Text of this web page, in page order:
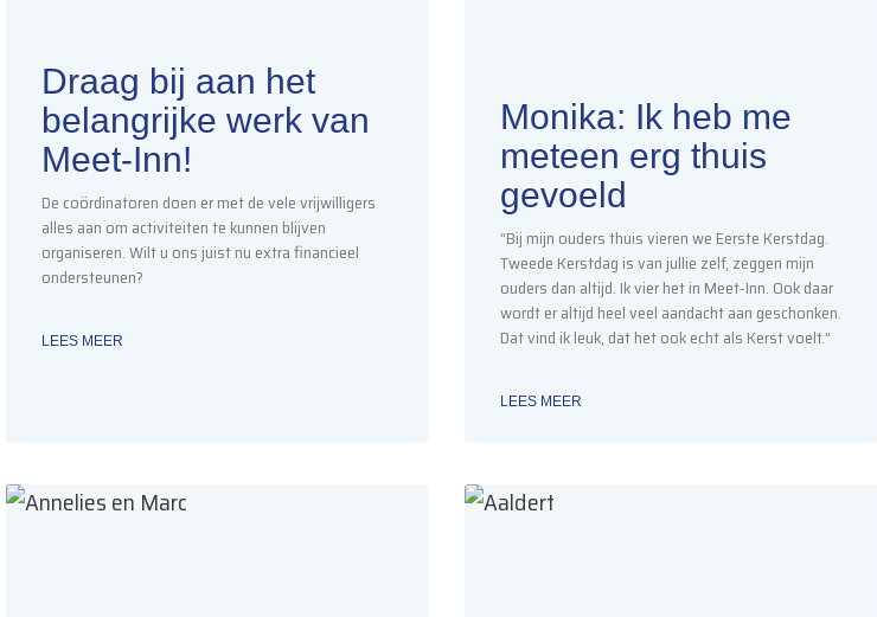
Draag bij aan het
belangrijke werk van
Meet-Inn!
De coördinatoren doen er met de vele vrijwilligers
alles aan om activiteiten te kunnen blijven
organiseren. Wilt u ons juist nu extra financieel
ondersteunen?
LEES MEER
Monika: Ik heb me
meteen erg thuis
gevoeld
“Bij mijn ouders thuis vieren we Eerste Kerstdag.
Tweede Kerstdag is van jullie zelf, zeggen mijn
ouders dan altijd. Ik vier het in Meet-Inn. Ook daar
wordt er altijd heel veel aandacht aan geschonken.
Dat vind ik leuk, dat het ook echt als Kerst voelt.”
LEES MEER